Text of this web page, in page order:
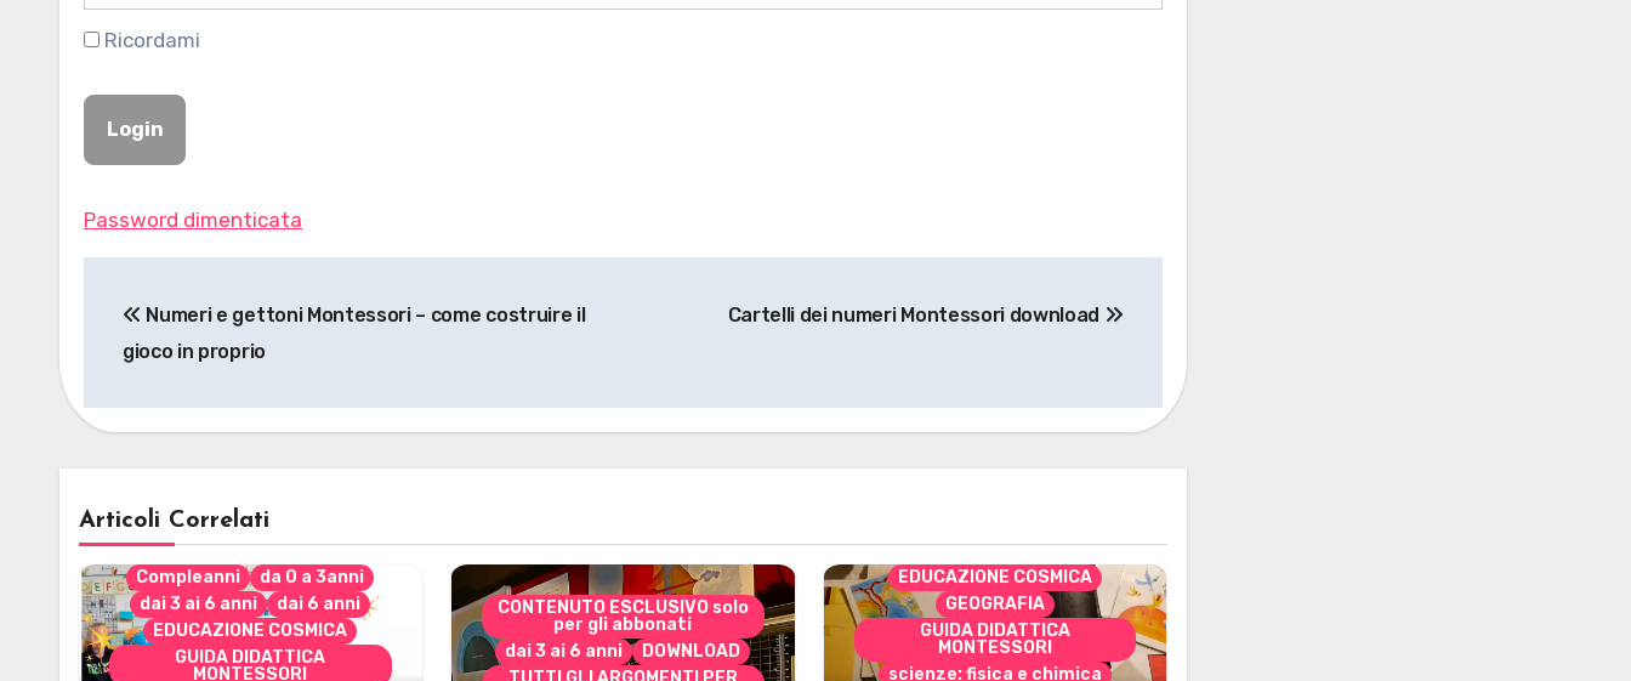
Ricordami
Password dimenticata
articoli
Numeri e gettoni Montessori – come costruire il
gioco in proprio
Cartelli dei numeri Montessori download
Articoli Correlati
Compleanni
da 0 a 3anni
dai 3 ai 6 anni
dai 6 anni
EDUCAZIONE COSMICA
GUIDA DIDATTICA
MONTESSORI
CONTENUTO ESCLUSIVO solo
per gli abbonati
dai 3 ai 6 anni
DOWNLOAD
CONTENUTO ESCLUSIVO solo
DOWNLOAD
EDUCAZIONE COSMICA
GEOGRAFIA
GUIDA DIDATTICA
MONTESSORI
scienze: fisica e chimica